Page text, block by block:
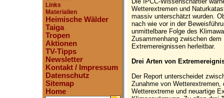
Links
Materialien
Heimische Wälder
Taiga
Tropen
Aktionen
TV-Tipps
Newsletter
Kontakt / Impressum
Datenschutz
Sitemap
Home
Wetterextremen und
massiv unterschätzt wurden.
nach wie vor in der
unmittelbare Folge des
Zusammenhang zwischen
Extremereignissen herleitbar.
Drei Arten von
Der Report unterscheidet
Zunahme von
Wetterextreme und neuartige